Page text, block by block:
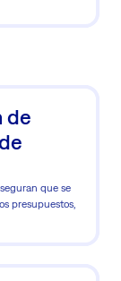
de
que se
presupuestos,